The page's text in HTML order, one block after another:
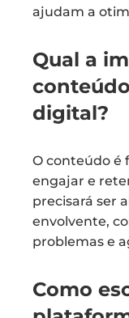
ajudam a
Qual a
digital?
O conteúdo é
engajar e
precisará ser
envolvente,
problemas e
Como